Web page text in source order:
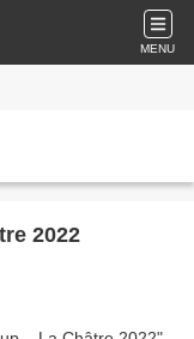
MENU
2022